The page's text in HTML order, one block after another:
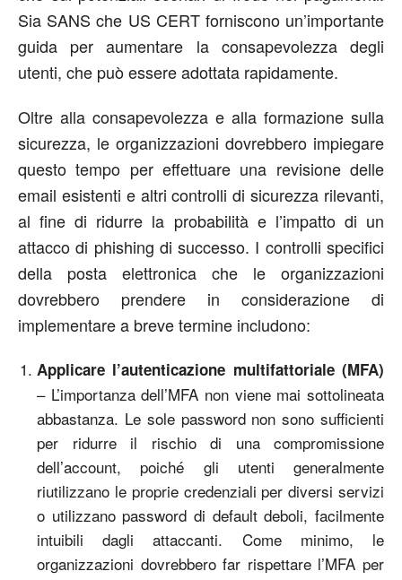
Sia SANS che US CERT forniscono un’importante
guida per aumentare la consapevolezza degli
utenti, che può essere adottata rapidamente.
Oltre alla consapevolezza e alla formazione sulla
sicurezza, le organizzazioni dovrebbero impiegare
questo tempo per effettuare una revisione delle
email esistenti e altri controlli di sicurezza rilevanti,
al fine di ridurre la probabilità e l’impatto di un
attacco di phishing di successo. I controlli specifici
della posta elettronica che le organizzazioni
dovrebbero prendere in considerazione di
implementare a breve termine includono:
Applicare l’autenticazione multifattoriale (MFA)
– L’importanza dell’MFA non viene mai sottolineata
abbastanza. Le sole password non sono sufficienti
per ridurre il rischio di una compromissione
dell’account, poiché gli utenti generalmente
riutilizzano le proprie credenziali per diversi servizi
o utilizzano password di default deboli, facilmente
intuibili dagli attaccanti. Come minimo, le
organizzazioni dovrebbero far rispettare l’MFA per